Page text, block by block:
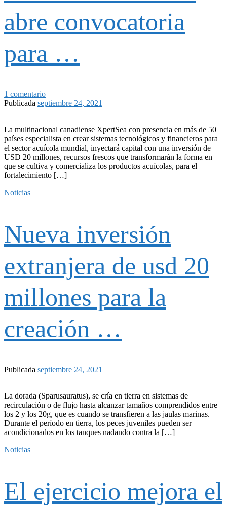
abre convocatoria
para …
1 comentario
Publicada septiembre 24, 2021
La multinacional canadiense XpertSea con presencia en más de 50
países especialista en crear sistemas tecnológicos y financieros para
el sector acuícola mundial, inyectará capital con una inversión de
USD 20 millones, recursos frescos que transformarán la forma en
que se cultiva y comercializa los productos acuícolas, para el
fortalecimiento […]
Noticias
Nueva inversión
extranjera de usd 20
millones para la
creación …
Publicada septiembre 24, 2021
La dorada (Sparusauratus), se cría en tierra en sistemas de
recirculación o de flujo hasta alcanzar tamaños comprendidos entre
los 2 y los 20g, que es cuando se transfieren a las jaulas marinas.
Durante el período en tierra, los peces juveniles pueden ser
acondicionados en los tanques nadando contra la […]
Noticias
El ejercicio mejora el